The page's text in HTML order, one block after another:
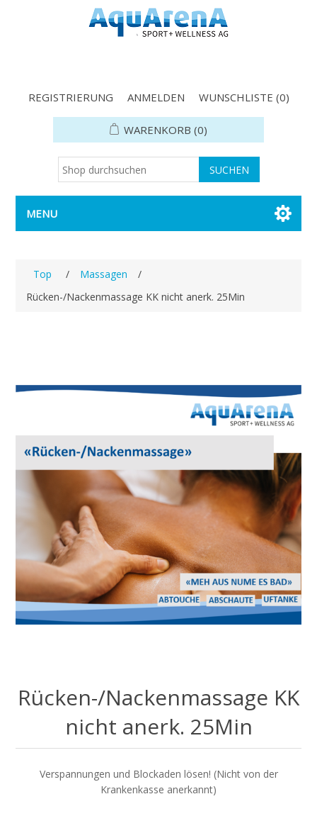
REGISTRIERUNG ANMELDEN WUNSCHLISTE (0)
WARENKORB (0)
MENU
Top / Massagen
/
Rücken-/Nackenmassage KK nicht anerk. 25Min
Rücken-/Nackenmassage KK
nicht anerk. 25Min
Verspannungen und Blockaden lösen! (Nicht von der
Krankenkasse anerkannt)